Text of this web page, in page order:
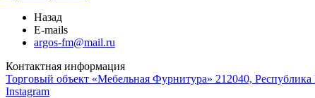
Назад
E-mails
argos-fm@mail.ru
Контактная информация
Торговый объект «Мебельная Фурнитура» 212040, Республика
Instagram